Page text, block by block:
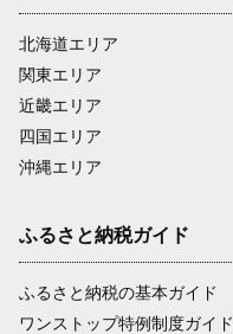
北海道エリア
関東エリア
近畿エリア
四国エリア
沖縄エリア
ふるさと納税ガイド
ふるさと納税の基本ガイド
ワンストップ特例制度ガイド